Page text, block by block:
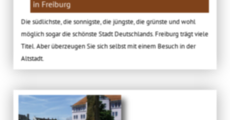
in Freiburg
Die südlichste, die sonnigste, die jüngste, die grünste und wohl
möglich sogar die schönste Stadt Deutschlands. Freiburg trägt viele
Titel. Aber überzeugen Sie sich selbst mit einem Besuch in der
Altstadt.